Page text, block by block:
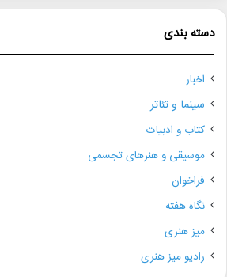
دسته بندی
اخبار
سینما و تئاتر
کتاب و ادبیات
موسیقی و هنرهای تجسمی
فراخوان
نگاه هفته
میز هنری
رادیو میز هنری